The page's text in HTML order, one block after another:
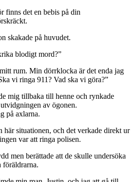
finns det en bebis på din
skakade på huvudet.
blodigt mord?”
rum. Min dörrklocka är det enda jag
vi ringa 911? Vad ska vi göra?”
mig tillbaka till henne och rynkade
av ögonen.
på axlarna.
här situationen, och det verkade direkt ur
var att ringa polisen.
men berättade att de skulle undersöka
föräldrarna.